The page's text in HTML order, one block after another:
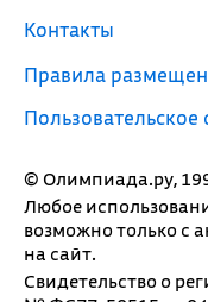
© Олимпиада.ру,
Любое
возможно только с
на сайт.
Свидетельство о
Контакты
Правила
Пользовательское